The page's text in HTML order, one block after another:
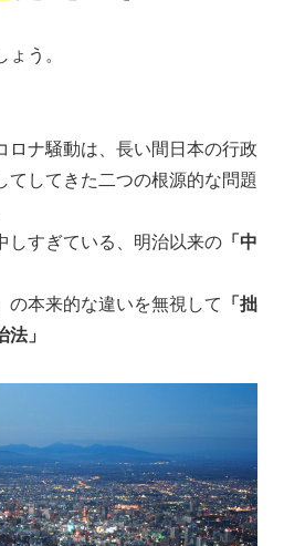
う。
ロナ騒動は、長い間日本の行政
てしてきた二つの根源的な問題
すぎている、明治以来の 「中
本来的な違いを無視して
「拙
」